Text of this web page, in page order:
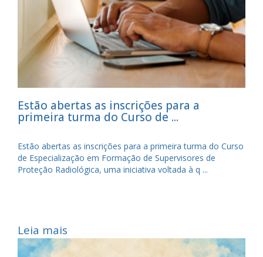
Estão abertas as inscrições para a
primeira turma do Curso de ...
Estão abertas as inscrições para a primeira turma do Curso
de Especialização em Formação de Supervisores de
Proteção Radiológica, uma iniciativa voltada à q ...
Leia mais